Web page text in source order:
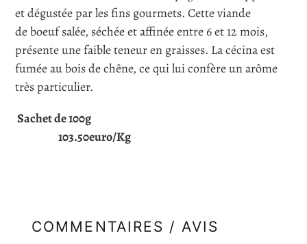
et dégustée par les fins gourmets. Cette viande
de boeuf salée, séchée et affinée entre 6 et 12 mois,
présente une faible teneur en graisses. La cécina est
fumée au bois de chêne, ce qui lui confère un arôme
très particulier.
Sachet de 100g
103.50euro/Kg
COMMENTAIRES / AVIS